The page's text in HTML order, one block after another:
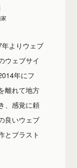
よりウェブ
ウェブサイ
年にフ
離れて地方
、感覚に頼
良いウェブ
とブラスト